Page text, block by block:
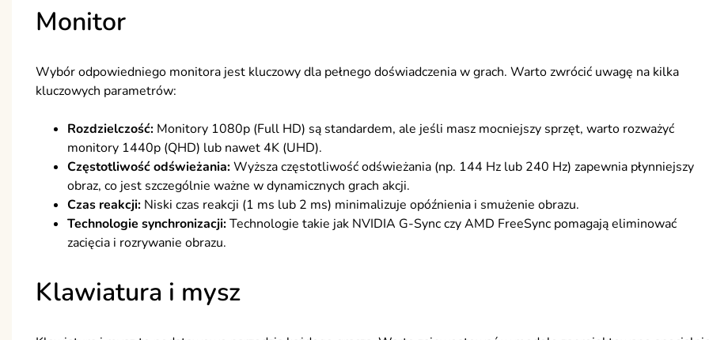
Monitor
Wybór odpowiedniego monitora jest kluczowy dla pełnego doświadczenia w grach. Warto zwrócić uwagę na kilka
kluczowych parametrów:
Rozdzielczość: Monitory 1080p (Full HD) są standardem, ale jeśli masz mocniejszy sprzęt, warto rozważyć
monitory 1440p (QHD) lub nawet 4K (UHD).
Częstotliwość odświeżania:Wyższa częstotliwość odświeżania (np. 144 Hz lub 240 Hz) zapewnia płynniejszy
obraz, co jest szczególnie ważne w dynamicznych grach akcji.
Czas reakcji: Niski czas reakcji (1 ms lub 2 ms) minimalizuje opóźnienia i smużenie obrazu.
Technologie synchronizacji:Technologie takie jak NVIDIA G-Sync czy AMD FreeSync pomagają eliminować
zacięcia i rozrywanie obrazu.
Klawiatura i mysz